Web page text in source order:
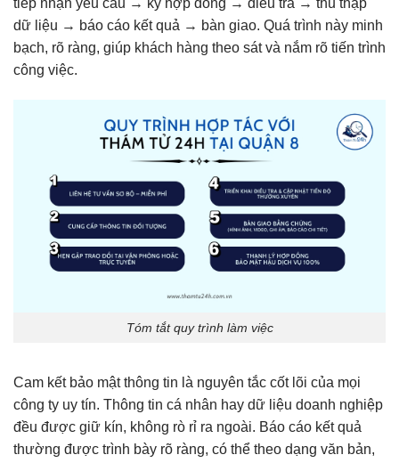
tiếp nhận yêu cầu → ký hợp đồng → điều tra → thu thập
dữ liệu → báo cáo kết quả → bàn giao. Quá trình này minh
bạch, rõ ràng, giúp khách hàng theo sát và nắm rõ tiến trình
công việc.
Tóm tắt quy trình làm việc
Cam kết bảo mật thông tin là nguyên tắc cốt lõi của mọi
công ty uy tín. Thông tin cá nhân hay dữ liệu doanh nghiệp
đều được giữ kín, không rò rỉ ra ngoài. Báo cáo kết quả
thường được trình bày rõ ràng, có thể theo dạng văn bản,